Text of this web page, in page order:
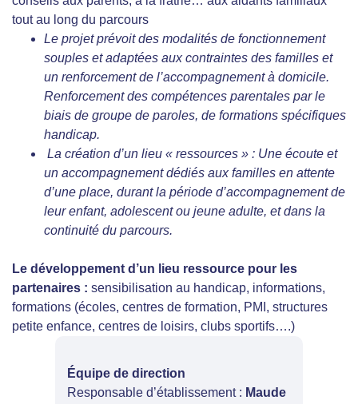
tout au long du parcours
Le projet prévoit des modalités de fonctionnement
souples et adaptées aux contraintes des familles et
un renforcement de l’accompagnement à domicile.
Renforcement des compétences parentales par le
biais de groupe de paroles, de formations spécifiques
handicap.
La création d’un lieu « ressources » : Une écoute et
un accompagnement dédiés aux familles en attente
d’une place, durant la période d’accompagnement de
leur enfant, adolescent ou jeune adulte, et dans la
continuité du parcours.
Le développement d’un lieu ressource pour les
partenaires : sensibilisation au handicap, informations,
formations (écoles, centres de formation, PMI, structures
petite enfance, centres de loisirs, clubs sportifs….)
Équipe de direction
Responsable d’établissement : Maude